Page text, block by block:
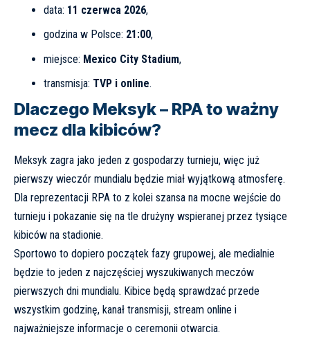
data: 11 czerwca 2026,
godzina w Polsce: 21:00,
miejsce: Mexico City Stadium,
transmisja: TVP i online.
Dlaczego Meksyk – RPA to ważny
mecz dla kibiców?
Meksyk zagra jako jeden z gospodarzy turnieju, więc już
pierwszy wieczór mundialu będzie miał wyjątkową atmosferę.
Dla reprezentacji RPA to z kolei szansa na mocne wejście do
turnieju i pokazanie się na tle drużyny wspieranej przez tysiące
kibiców na stadionie.
Sportowo to dopiero początek fazy grupowej, ale medialnie
będzie to jeden z najczęściej wyszukiwanych meczów
pierwszych dni mundialu. Kibice będą sprawdzać przede
wszystkim godzinę, kanał transmisji, stream online i
najważniejsze informacje o ceremonii otwarcia.